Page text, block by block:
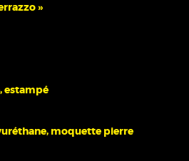
»
estampé
moquette pierre